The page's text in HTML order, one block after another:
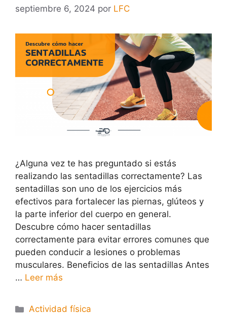
septiembre 6, 2024 por LFC
¿Alguna vez te has preguntado si estás
realizando las sentadillas correctamente? Las
sentadillas son uno de los ejercicios más
efectivos para fortalecer las piernas, glúteos y
la parte inferior del cuerpo en general.
Descubre cómo hacer sentadillas
correctamente para evitar errores comunes que
pueden conducir a lesiones o problemas
musculares. Beneficios de las sentadillas Antes
… Leer más
Actividad física